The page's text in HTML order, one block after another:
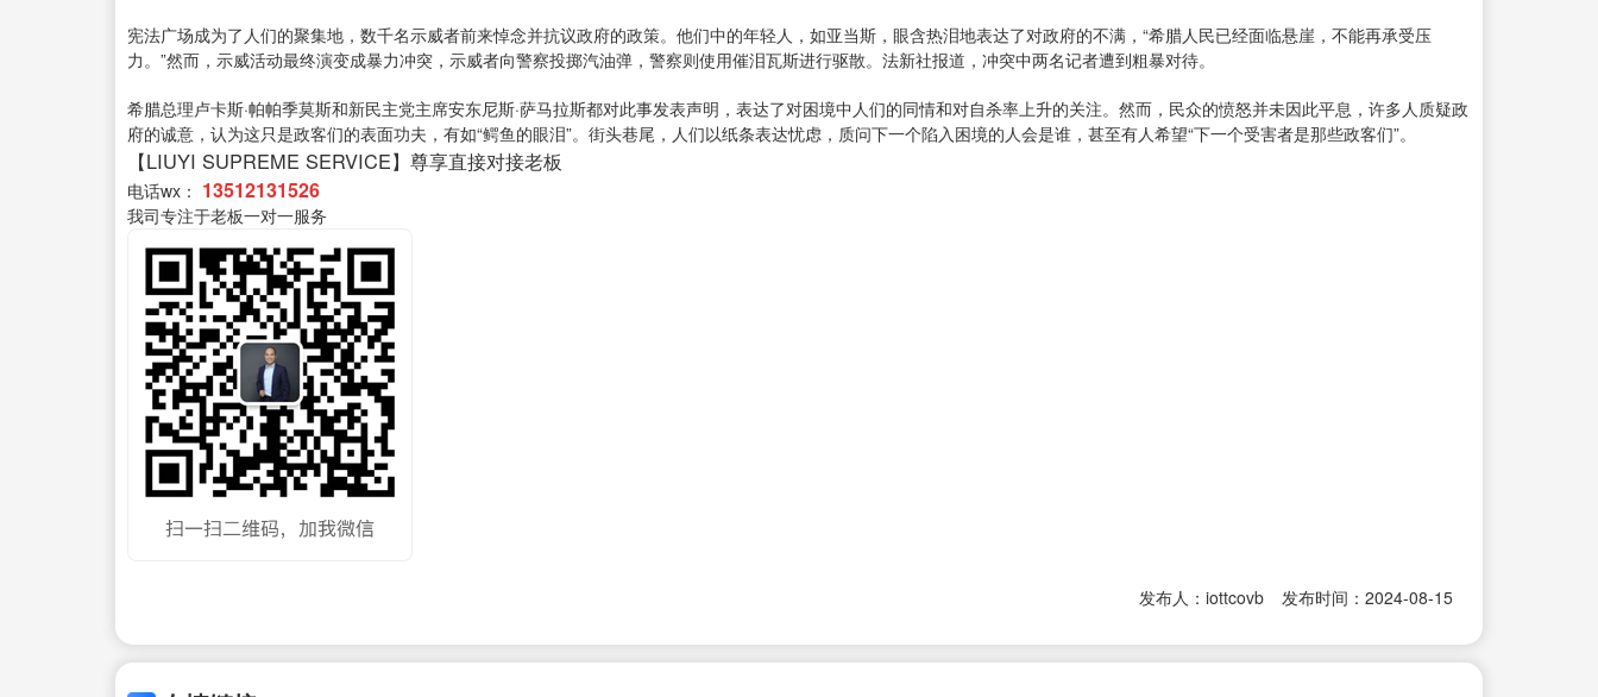
宪法广场成为了人们的聚集地，数千名示威者前来悼念并抗议政府的政策。他们中的年轻人，如亚当斯，眼含热泪地表达了对政府的不满，“希腊人民已经面临悬崖，不能再承受压
力。”然而，示威活动最终演变成暴力冲突，示威者向警察投掷汽油弹，警察则使用催泪瓦斯进行驱散。法新社报道，冲突中两名记者遭到粗暴对待。
希腊总理卢卡斯·帕帕季莫斯和新民主党主席安东尼斯·萨马拉斯都对此事发表声明，表达了对困境中人们的同情和对自杀率上升的关注。然而，民众的愤怒并未因此平息，许多人质疑政
府的诚意，认为这只是政客们的表面功夫，有如“鳄鱼的眼泪”。街头巷尾，人们以纸条表达忧虑，质问下一个陷入困境的人会是谁，甚至有人希望“下一个受害者是那些政客们”。
【LIUYI SUPREME SERVICE】尊享直接对接老板
电话wx： 13512131526
我司专注于老板一对一服务
发布人：iottcovb 发布时间：2024-08-15